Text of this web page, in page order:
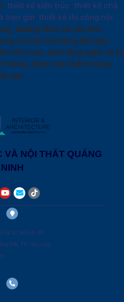
thiết kế kiến trúc, thiết kế nhà
trọn gói, thiết kế thi công nội
Quảng Ninh và các tỉnh
sở hữu hệ thống đội ngũ
môn cao, luôn lắng nghe và tư
hàng, được các khách hàng
cao.
VÀ NỘI THẤT QUẢNG
NINH
và 32, Khu đô thị
Hải, TP. Hạ Long,